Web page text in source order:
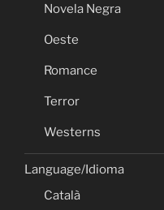
Novela Negra
Oeste
Romance
Terror
Westerns
Language/Idioma
Català